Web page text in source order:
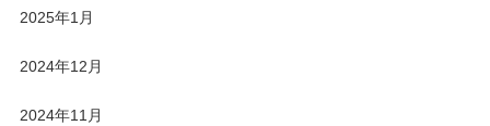
2025年1月
2024年12月
2024年11月